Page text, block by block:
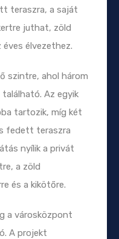
teraszra, a saját
juthat, zöld
éves élvezethez.
szintre, ahol három
Az egyik
tartozik, míg két
fedett teraszra
nyílik a privát
a zöld
és a kikötőre.
a városközpont
A projekt